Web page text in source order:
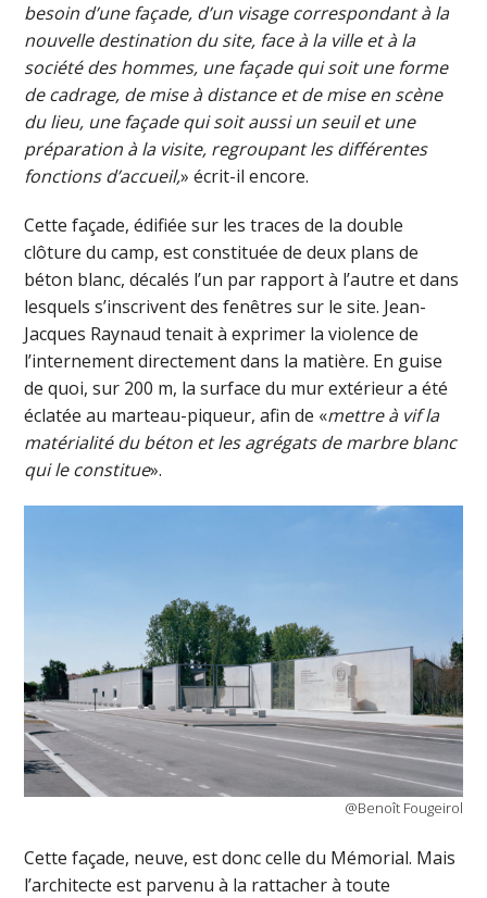
besoin d’une façade, d’un visage correspondant à la
nouvelle destination du site, face à la ville et à la
société des hommes, une façade qui soit une forme
de cadrage, de mise à distance et de mise en scène
du lieu, une façade qui soit aussi un seuil et une
préparation à la visite, regroupant les différentes
fonctions d’accueil,» écrit-il encore.
Cette façade, édifiée sur les traces de la double
clôture du camp, est constituée de deux plans de
béton blanc, décalés l’un par rapport à l’autre et dans
lesquels s’inscrivent des fenêtres sur le site. Jean-
Jacques Raynaud tenait à exprimer la violence de
l’internement directement dans la matière. En guise
de quoi, sur 200 m, la surface du mur extérieur a été
éclatée au marteau-piqueur, afin de «mettre à vif la
matérialité du béton et les agrégats de marbre blanc
qui le constitue».
@Benoît Fougeirol
Cette façade, neuve, est donc celle du Mémorial. Mais
l’architecte est parvenu à la rattacher à toute